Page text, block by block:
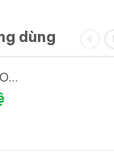
dùng
palustris
xử lý đáy ao